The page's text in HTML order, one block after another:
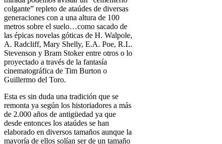
colgante” repleto de ataúdes de diversas
generaciones con a una altura de 100
metros sobre el suelo…como sacado de
las épicas novelas góticas de H. Walpole,
A. Radcliff, Mary Shelly, E.A. Poe, R.L.
Stevenson y Bram Stoker entre otros o lo
proyectado a través de la fantasía
cinematográfica de Tim Burton o
Guillermo del Toro.
Esta es sin duda una tradición que se
remonta ya según los historiadores a más
de 2.000 años de antigüedad ya que
desde entonces los ataúdes se han
elaborado en diversos tamaños aunque la
mayoría de ellos solían ser de un tamaño